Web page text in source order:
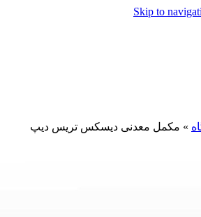
Skip to
» مکمل معدنی دیسکس تریس دیپ